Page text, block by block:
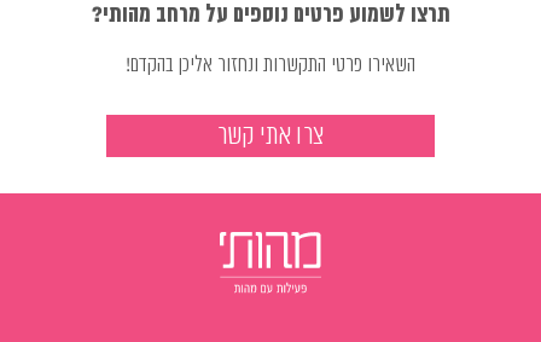
תרצו לשמוע פרטים נוספים על מרחב מהותי?
השאירו פרטי התקשרות ונחזור אליכן בהקדם!
צרו אתי קשר